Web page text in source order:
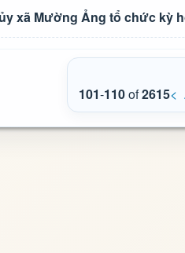
xã Mường Ảng tổ chức kỳ
101-110of2615<